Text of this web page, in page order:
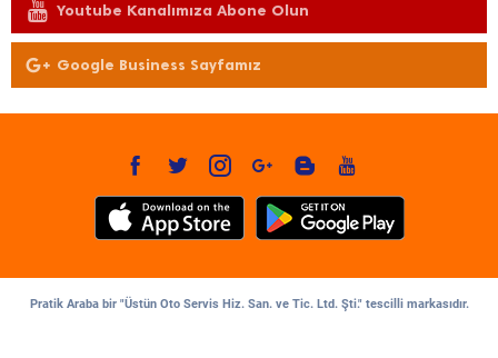
Youtube Kanalımıza Abone Olun
Google Business Sayfamız
Pratik Araba bir "Üstün Oto Servis Hiz. San. ve Tic. Ltd. Şti." tescilli markasıdır.